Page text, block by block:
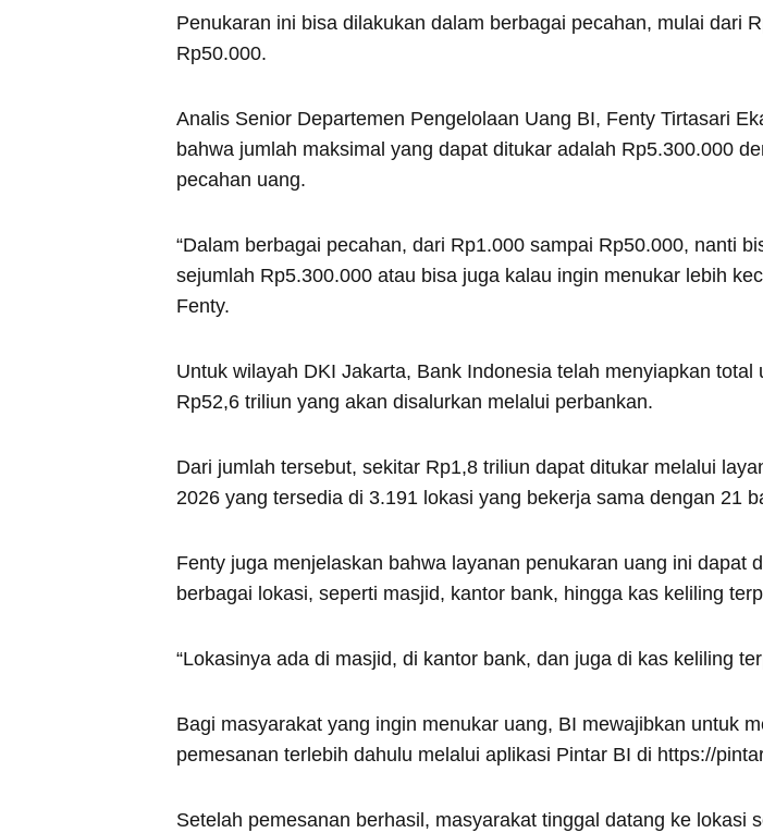
Penukaran ini bisa dilakukan dalam berbagai pecahan, mulai dari
Rp50.000.
Analis Senior Departemen Pengelolaan Uang BI, Fenty Tirtasari
bahwa jumlah maksimal yang dapat ditukar adalah Rp5.300.000
pecahan uang.
“Dalam berbagai pecahan, dari Rp1.000 sampai Rp50.000, nanti
sejumlah Rp5.300.000 atau bisa juga kalau ingin menukar lebih
Fenty.
Untuk wilayah DKI Jakarta, Bank Indonesia telah menyiapkan total
Rp52,6 triliun yang akan disalurkan melalui perbankan.
Dari jumlah tersebut, sekitar Rp1,8 triliun dapat ditukar melalui
2026 yang tersedia di 3.191 lokasi yang bekerja sama dengan 21
Fenty juga menjelaskan bahwa layanan penukaran uang ini dapat
berbagai lokasi, seperti masjid, kantor bank, hingga kas keliling
“Lokasinya ada di masjid, di kantor bank, dan juga di kas keliling
Bagi masyarakat yang ingin menukar uang, BI mewajibkan untuk
pemesanan terlebih dahulu melalui aplikasi Pintar BI di https://
Setelah pemesanan berhasil, masyarakat tinggal datang ke lokasi